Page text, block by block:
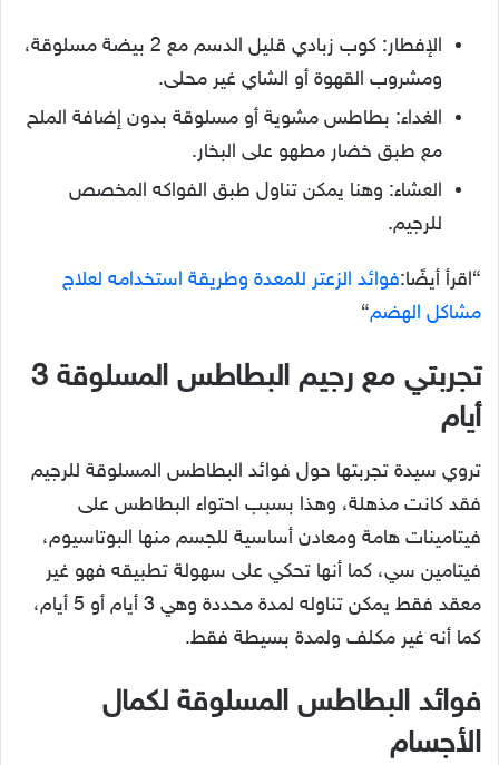
الإفطار: كوب زبادي قليل الدسم مع 2 بيضة مسلوقة،
ومشروب القهوة أو الشاي غير محلى.
الغداء: بطاطس مشوية أو مسلوقة بدون إضافة الملح
مع طبق خضار مطهو على البخار.
العشاء: وهنا يمكن تناول طبق الفواكه المخصص
للرجيم.
“اقرأ أيضًا:فوائد الزعتر للمعدة وطريقة استخدامه لعلاج
مشاكل الهضم“
تجربتي مع رجيم البطاطس المسلوقة 3
أيام
تروي سيدة تجربتها حول فوائد البطاطس المسلوقة للرجيم
فقد كانت مذهلة، وهذا بسبب احتواء البطاطس على
فيتامينات هامة ومعادن أساسية للجسم منها البوتاسيوم،
فيتامين سي، كما أنها تحكي على سهولة تطبيقه فهو غير
معقد فقط يمكن تناوله لمدة محددة وهي 3 أيام أو 5 أيام،
كما أنه غير مكلف ولمدة بسيطة فقط.
فوائد البطاطس المسلوقة لكمال
الأجسام